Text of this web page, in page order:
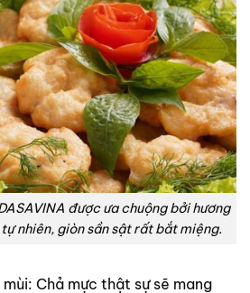
được ưa chuộng bởi hương
nhiên, giòn sần sật rất bắt miệng.
Chả mực thật sự sẽ mang